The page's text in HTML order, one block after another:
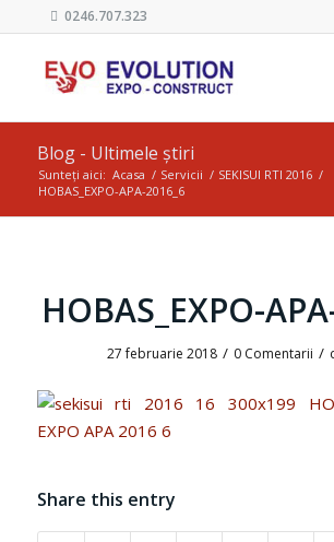
0246.707.323
Blog - Ultimele știri
Sunteți aici: Acasa / Servicii / SEKISUI RTI 2016 /
HOBAS_EXPO-APA-2016_6
HOBAS_EXPO-
27 februarie 2018 / 0 Comentarii /
Share this entry